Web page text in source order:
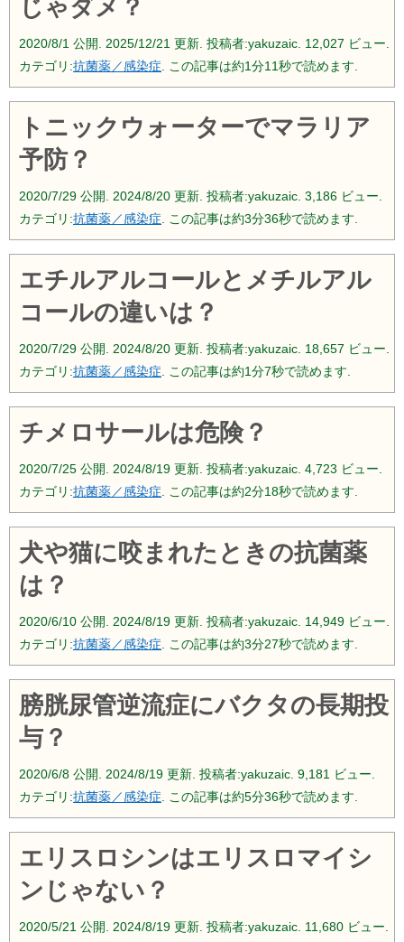
じゃダメ？
2020/8/1 公開. 2025/12/21 更新. 投稿者:yakuzaic. 12,027 ビュー.
カテゴリ:抗菌薬／感染症 . この記事は約1分11秒で読めます.
トニックウォーターでマラリア
予防？
2020/7/29 公開. 2024/8/20 更新. 投稿者:yakuzaic. 3,186 ビュー.
カテゴリ:抗菌薬／感染症 . この記事は約3分36秒で読めます.
エチルアルコールとメチルアル
コールの違いは？
2020/7/29 公開. 2024/8/20 更新. 投稿者:yakuzaic. 18,657 ビュー.
カテゴリ:抗菌薬／感染症 . この記事は約1分7秒で読めます.
チメロサールは危険？
2020/7/25 公開. 2024/8/19 更新. 投稿者:yakuzaic. 4,723 ビュー.
カテゴリ:抗菌薬／感染症 . この記事は約2分18秒で読めます.
犬や猫に咬まれたときの抗菌薬
は？
2020/6/10 公開. 2024/8/19 更新. 投稿者:yakuzaic. 14,949 ビュー.
カテゴリ:抗菌薬／感染症 . この記事は約3分27秒で読めます.
膀胱尿管逆流症にバクタの長期投
与？
2020/6/8 公開. 2024/8/19 更新. 投稿者:yakuzaic. 9,181 ビュー.
カテゴリ:抗菌薬／感染症 . この記事は約5分36秒で読めます.
エリスロシンはエリスロマイシ
ンじゃない？
2020/5/21 公開. 2024/8/19 更新. 投稿者:yakuzaic. 11,680 ビュー.